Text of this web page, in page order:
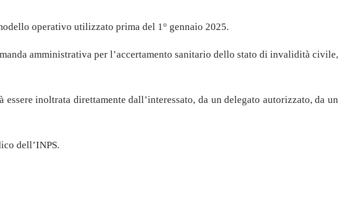
operativo utilizzato prima del 1° gennaio 2025.
amministrativa per l’accertamento sanitario dello stato di invalidità civile,
inoltrata direttamente dall’interessato, da un delegato autorizzato, da un
dell’INPS.